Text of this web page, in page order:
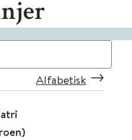
Alfabetisk